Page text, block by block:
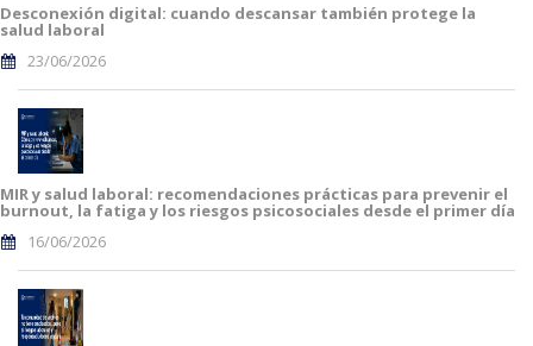
Desconexión digital: cuando descansar también protege la
salud laboral
23/06/2026
MIR y salud laboral: recomendaciones prácticas para prevenir el
burnout, la fatiga y los riesgos psicosociales desde el primer día
16/06/2026